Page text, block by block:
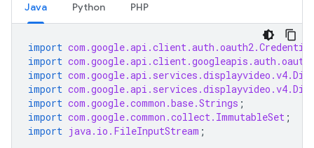
Java Python PHP
import
import
import
import
import com.google.common.base.Strings ;
import com.google.common.collect.ImmutableSet ;
import java.io.FileInputStream ;